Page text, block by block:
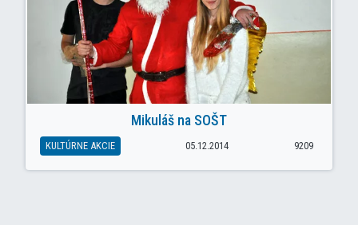
Mikuláš na SOŠT
KULTÚRNE AKCIE 05.12.2014 9209